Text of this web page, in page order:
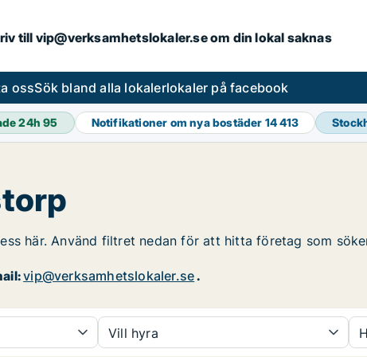
till vip@verksamhetslokaler.se om din lokal saknas
ossSök bland alla lokalerlokaler på facebook
24h95 Notifikationer om nya bostäder 14 413
här. Använd filtret nedan för att hitta företag som
vip@verksamhetslokaler.se.
Vill hyra